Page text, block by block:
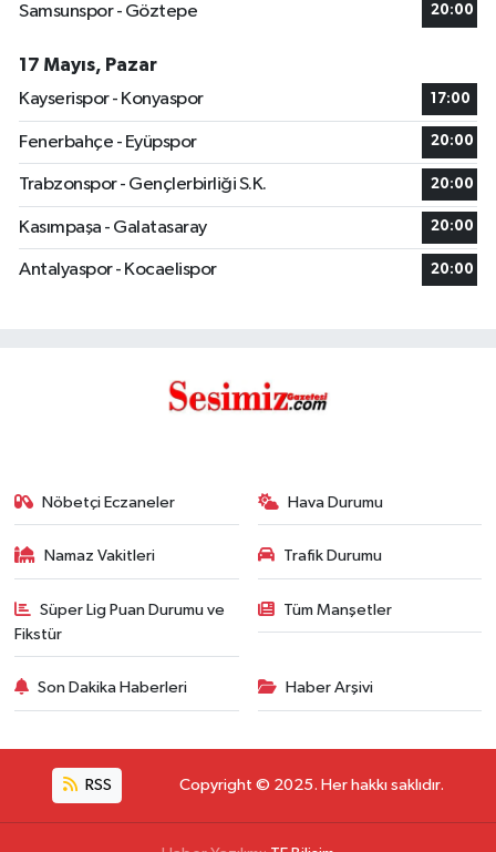
Samsunspor - Göztepe 20:00
17 Mayıs, Pazar
Kayserispor - Konyaspor
17:00
Fenerbahçe - Eyüpspor 20:00
Trabzonspor - Gençlerbirliği S.K. 20:00
Kasımpaşa - Galatasaray 20:00
Antalyaspor - Kocaelispor 20:00
Nöbetçi Eczaneler Hava Durumu
Namaz Vakitleri Trafik Durumu
Süper Lig Puan Durumu ve
Fikstür
Tüm Manşetler
Son Dakika Haberleri Haber Arşivi
RSS Copyright © 2025. Her hakkı saklıdır.